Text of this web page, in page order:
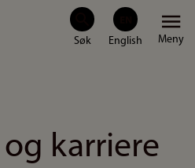
Meny
karriere